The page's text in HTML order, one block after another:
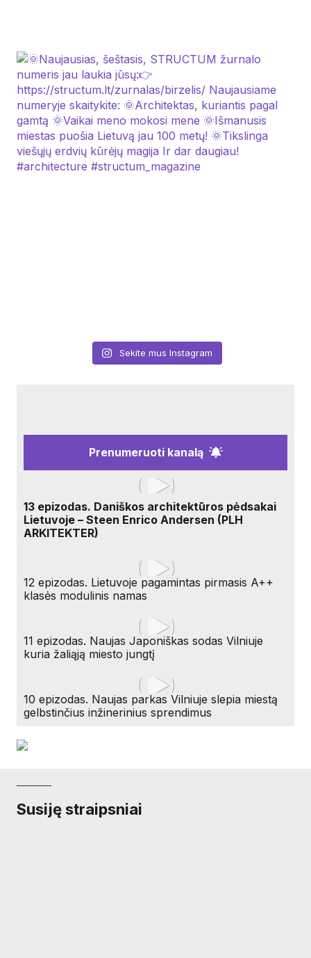
Sekite mus Instagram
Prenumeruoti kanalą
13 epizodas. Daniškos architektūros pėdsakai
Lietuvoje – Steen Enrico Andersen (PLH
ARKITEKTER)
12 epizodas. Lietuvoje pagamintas pirmasis A++
klasės modulinis namas
11 epizodas. Naujas Japoniškas sodas Vilniuje
kuria žaliąją miesto jungtį
10 epizodas. Naujas parkas Vilniuje slepia miestą
gelbstinčius inžinerinius sprendimus
Susiję straipsniai